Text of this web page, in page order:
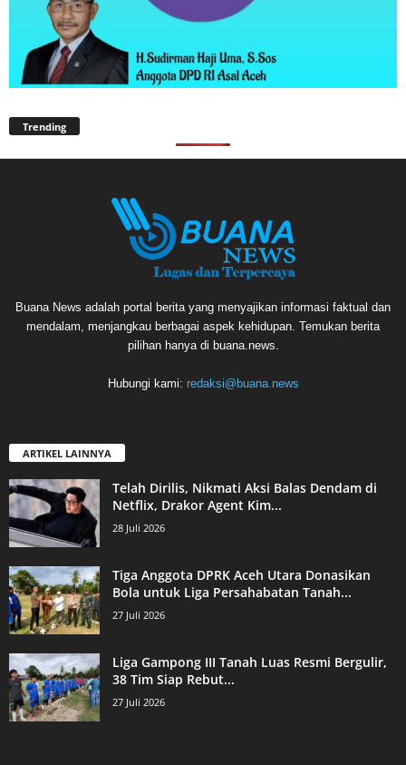
Trending
Buana News adalah portal berita yang menyajikan informasi faktual dan
mendalam, menjangkau berbagai aspek kehidupan. Temukan berita
pilihan hanya di buana.news.
Hubungi kami: redaksi@buana.news
ARTIKEL LAINNYA
Telah Dirilis, Nikmati Aksi Balas Dendam di
Netflix, Drakor Agent Kim...
28 Juli 2026
Tiga Anggota DPRK Aceh Utara Donasikan
Bola untuk Liga Persahabatan Tanah...
27 Juli 2026
Liga Gampong III Tanah Luas Resmi Bergulir,
38 Tim Siap Rebut...
27 Juli 2026